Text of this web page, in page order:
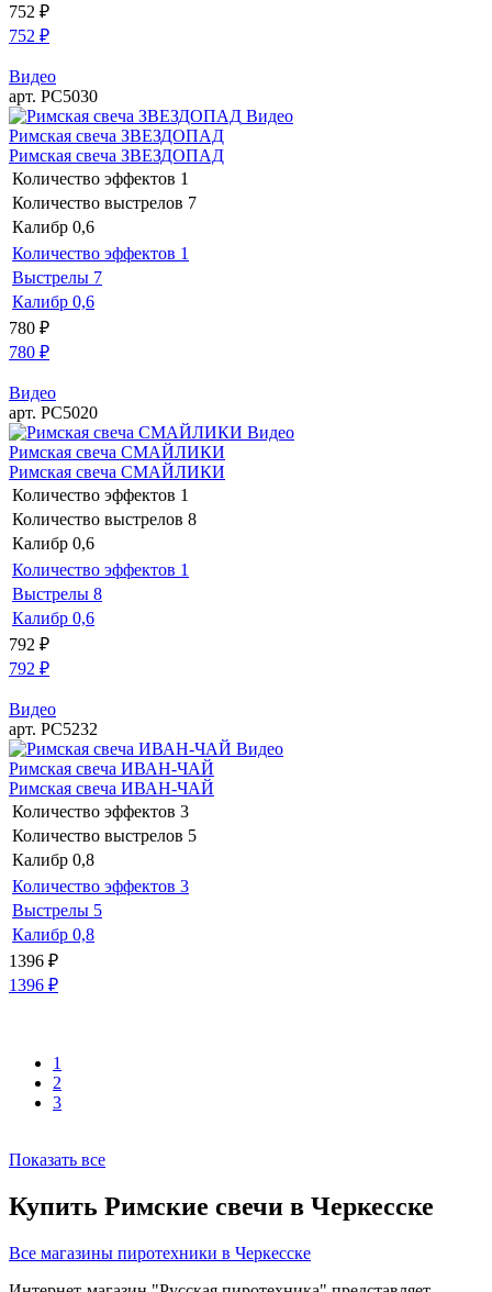
752 ₽
752 ₽
Видео
арт. РС5030
Видео
Римская свеча ЗВЕЗДОПАД
Римская свеча ЗВЕЗДОПАД
Количество эффектов 1
Количество выстрелов 7
Калибр 0,6
Количество эффектов 1
Выстрелы 7
Калибр 0,6
780 ₽
780 ₽
Видео
арт. РС5020
Видео
Римская свеча СМАЙЛИКИ
Римская свеча СМАЙЛИКИ
Количество эффектов 1
Количество выстрелов 8
Калибр 0,6
Количество эффектов 1
Выстрелы 8
Калибр 0,6
792 ₽
792 ₽
Видео
арт. РС5232
Видео
Римская свеча ИВАН-ЧАЙ
Римская свеча ИВАН-ЧАЙ
Количество эффектов 3
Количество выстрелов 5
Калибр 0,8
Количество эффектов 3
Выстрелы 5
Калибр 0,8
1396 ₽
1396 ₽
1
2
3
Показать все
Купить Римские свечи в Черкесске
Все магазины пиротехники в Черкесске